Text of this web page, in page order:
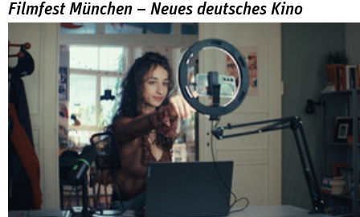
Filmfest München – Neues deutsches Kino